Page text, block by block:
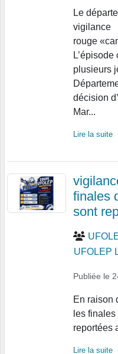
Le
vigilance
rouge
plusieurs
décision
Mar...
Lire la suite
finales
sont
UFOLEP
Publiée le
En raison
les
reportées
Lire la suite